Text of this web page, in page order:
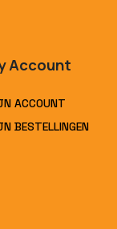
Account
ACCOUNT
BESTELLINGEN